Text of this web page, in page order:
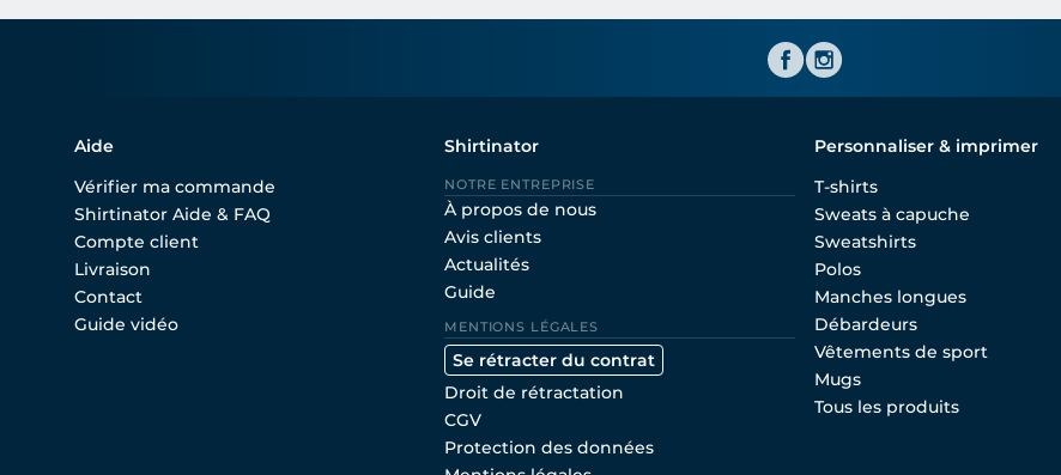
Aide
Vérifier ma commande
Shirtinator Aide & FAQ
Compte client
Livraison
Contact
Guide vidéo
Shirtinator
NOTRE ENTREPRISE
À propos de nous
Avis clients
Actualités
Guide
MENTIONS LÉGALES
Se rétracter du contrat
Droit de rétractation
CGV
Protection des données
Personnaliser & imprimer
T-shirts
Sweats à capuche
Sweatshirts
Polos
Manches longues
Débardeurs
Vêtements de sport
Mugs
Tous les produits